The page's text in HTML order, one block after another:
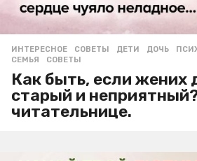
ИНТЕРЕСНОЕ ,СОВЕТЫ ДЕТИ ,ДОЧЬ ,
СЕМЬЯ
,СОВЕТЫ
Как быть, если жених
старый и
читательнице.